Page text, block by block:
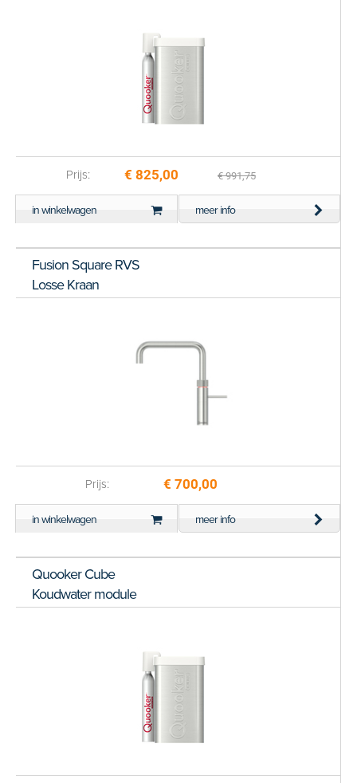
Prijs: € 825,00 € 991,75
in winkelwagen meer info
Fusion Square RVS
Losse Kraan
Prijs: € 700,00
in winkelwagen meer info
Quooker Cube
Koudwater module